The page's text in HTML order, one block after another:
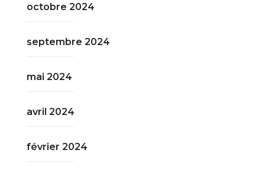
octobre 2024
septembre 2024
mai 2024
avril 2024
février 2024